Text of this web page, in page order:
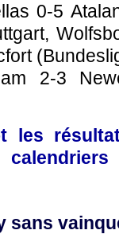
0-5
2-3
les
sans